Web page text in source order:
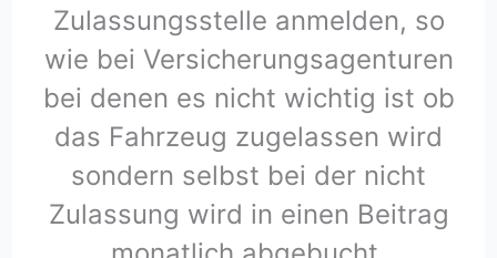
Zulassungsstelle anmelden, so
wie bei Versicherungsagenturen
bei denen es nicht wichtig ist ob
das Fahrzeug zugelassen wird
sondern selbst bei der nicht
Zulassung wird in einen Beitrag